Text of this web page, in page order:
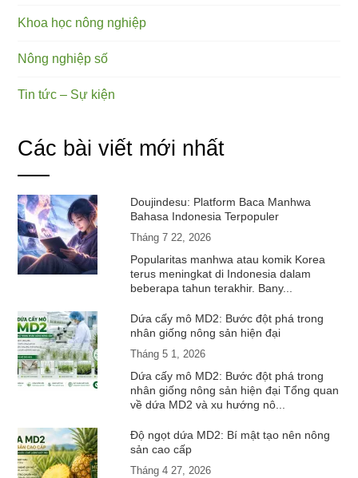
Khoa học nông nghiệp
Nông nghiệp số
Tin tức – Sự kiện
Các bài viết mới nhất
Doujindesu: Platform Baca Manhwa
Bahasa Indonesia Terpopuler
Tháng 7 22, 2026
Popularitas manhwa atau komik Korea
terus meningkat di Indonesia dalam
beberapa tahun terakhir. Bany...
Dứa cấy mô MD2: Bước đột phá trong
nhân giống nông sản hiện đại
Tháng 5 1, 2026
Dứa cấy mô MD2: Bước đột phá trong
nhân giống nông sản hiện đại Tổng quan
về dứa MD2 và xu hướng nô...
Độ ngọt dứa MD2: Bí mật tạo nên nông
sản cao cấp
Tháng 4 27, 2026